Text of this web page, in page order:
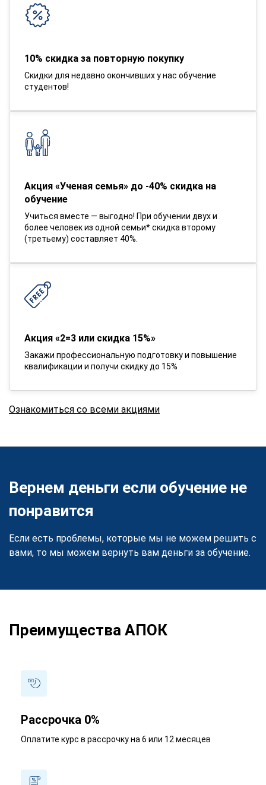
10% скидка за повторную покупку
Скидки для недавно окончивших у нас обучение
студентов!
Акция «Ученая семья» до -40% скидка на
обучение
Учиться вместе — выгодно! При обучении двух и
более человек из одной семьи* скидка второму
(третьему) составляет 40%.
Акция «2=3 или скидка 15%»
Закажи профессиональную подготовку и повышение
квалификации и получи скидку до 15%
Ознакомиться со всеми акциями
Вернем деньги если обучение не
понравится
Если есть проблемы, которые мы не можем решить с
вами, то мы можем вернуть вам деньги за обучение.
Преимущества АПОК
Рассрочка 0%
Оплатите курс в рассрочку на 6 или 12 месяцев